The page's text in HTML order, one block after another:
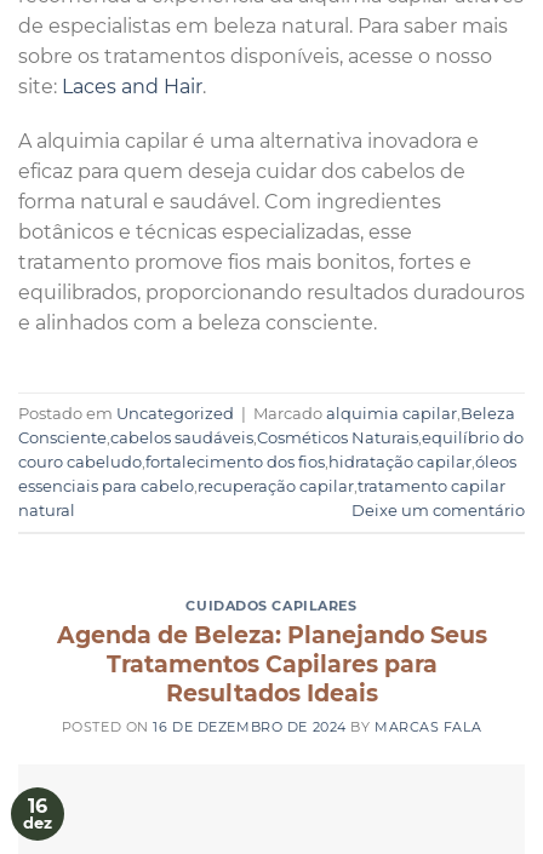
de especialistas em beleza natural. Para saber mais
sobre os tratamentos disponíveis, acesse o nosso
site: Laces and Hair.
A alquimia capilar é uma alternativa inovadora e
eficaz para quem deseja cuidar dos cabelos de
forma natural e saudável. Com ingredientes
botânicos e técnicas especializadas, esse
tratamento promove fios mais bonitos, fortes e
equilibrados, proporcionando resultados duradouros
e alinhados com a beleza consciente.
Postado em Uncategorized | Marcado alquimia capilar Beleza
Consciente cabelos saudáveis Cosméticos Naturais equilíbrio do
couro cabeludo fortalecimento dos fios hidratação capilar óleos
essenciais para cabelo recuperação capilar tratamento capilar
natural
Deixe um comentário
CUIDADOS CAPILARES
Agenda de Beleza: Planejando Seus
Tratamentos Capilares para
Resultados Ideais
POSTED ON16 DE DEZEMBRO DE 2024 BY MARCAS FALA
16
dez